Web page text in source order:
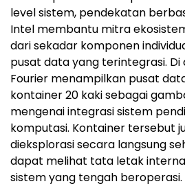
level sistem, pendekatan
Intel membantu mitra
dari sekadar komponen
pusat data yang terintegrasi. Di
Fourier menampilkan pusat
kontainer 20 kaki sebagai
mengenai integrasi sistem
komputasi. Kontainer tersebut
dieksplorasi secara langsung
dapat melihat tata letak
sistem yang tengah beroperasi.